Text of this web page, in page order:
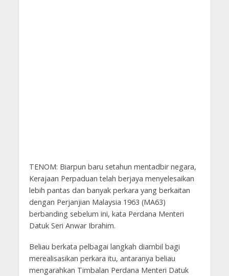
TENOM: Biarpun baru setahun mentadbir negara,
Kerajaan Perpaduan telah berjaya menyelesaikan
lebih pantas dan banyak perkara yang berkaitan
dengan Perjanjian Malaysia 1963 (MA63)
berbanding sebelum ini, kata Perdana Menteri
Datuk Seri Anwar Ibrahim.
Beliau berkata pelbagai langkah diambil bagi
merealisasikan perkara itu, antaranya beliau
mengarahkan Timbalan Perdana Menteri Datuk